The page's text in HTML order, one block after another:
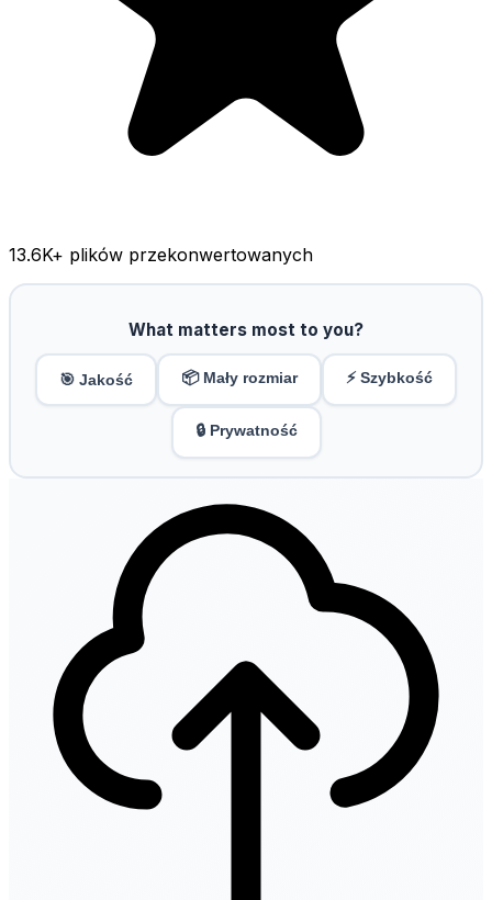
13.6K+ plików przekonwertowanych
What matters most to you?
🎯 Jakość 📦 Mały rozmiar ⚡ Szybkość
🔒 Prywatność